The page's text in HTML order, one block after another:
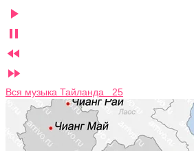




Вся музыка Тайланда 25